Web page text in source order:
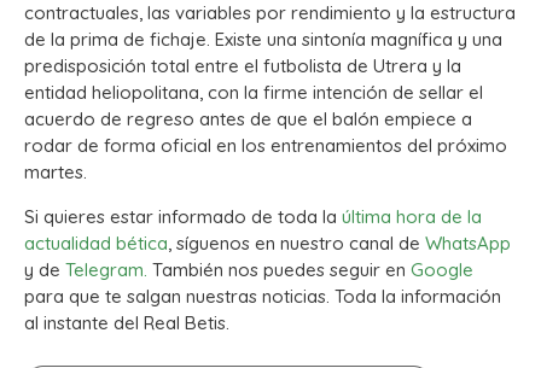
contractuales, las variables por rendimiento y la estructura
de la prima de fichaje. Existe una sintonía magnífica y una
predisposición total entre el futbolista de Utrera y la
entidad heliopolitana, con la firme intención de sellar el
acuerdo de regreso antes de que el balón empiece a
rodar de forma oficial en los entrenamientos del próximo
martes.
Si quieres estar informado de toda la última hora de la
actualidad bética, síguenos en nuestro canal de WhatsApp
y de Telegram. También nos puedes seguir en Google
para que te salgan nuestras noticias. Toda la información
al instante del Real Betis.